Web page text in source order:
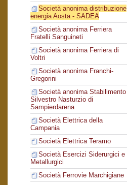
Società anonima distribuzione
energia Aosta - SADEA
Società anonima Ferriera
Fratelli Sanguineti
Società anonima Ferriera di
Voltri
Società anonima Franchi-
Gregorini
Società anonima Stabilimento
Silvestro Nasturzio di
Sampierdarena
Società Elettrica della
Campania
Società Elettrica Teramo
Società Esercizi Siderurgici e
Metallurgici
Società Ferrovie Marchigiane